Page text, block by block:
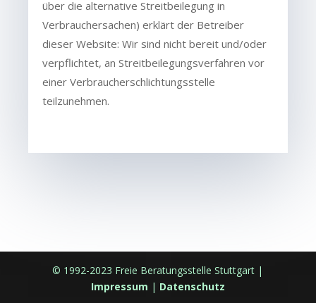
über die alternative Streitbeilegung in
Verbrauchersachen) erklärt der Betreiber
dieser Website: Wir sind nicht bereit und/oder
verpflichtet, an Streitbeilegungsverfahren vor
einer Verbraucherschlichtungsstelle
teilzunehmen.
© 1992-2023 Freie Beratungsstelle Stuttgart |
Impressum | Datenschutz